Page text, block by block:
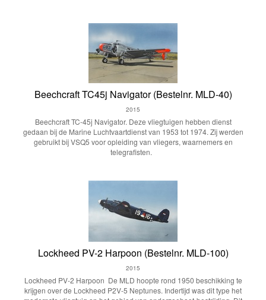
Beechcraft TC45j Navigator (Bestelnr. MLD-40)
2015
Beechcraft TC-45j Navigator. Deze vliegtuigen hebben dienst
gedaan bij de Marine Luchtvaartdienst van 1953 tot 1974. Zij werden
gebruikt bij VSQ5 voor opleiding van vliegers, waarnemers en
telegrafisten.
Lockheed PV-2 Harpoon (Bestelnr. MLD-100)
2015
Lockheed PV-2 Harpoon De MLD hoopte rond 1950 beschikking te
krijgen over de Lockheed P2V-5 Neptunes. Indertijd was dit type het